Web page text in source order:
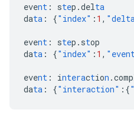
event : step.delta
data : {"index" : 1 ,
event : step.stop
data : {"index" : 1 ,
event : interaction
data : {"interaction" :{